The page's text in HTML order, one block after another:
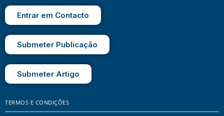
Entrar em Contacto
Submeter Publicação
Submeter Artigo
TERMOS E CONDIÇÕES